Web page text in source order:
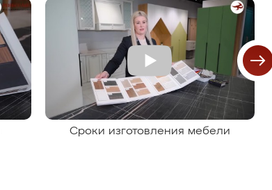
Сроки изготовления мебели